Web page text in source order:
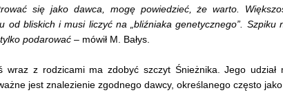
się jako dawca, mogę powiedzieć, że warto.
od bliskich i musi liczyć na „bliźniaka genetycznego”. Szpiku
podarować – mówił M. Bałys.
wraz z rodzicami ma zdobyć szczyt Śnieżnika. Jego udział
jest znalezienie zgodnego dawcy, określanego często jako